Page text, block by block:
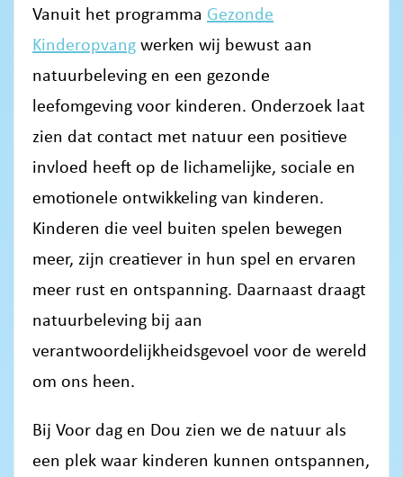
Vanuit het programma Gezonde
Kinderopvangwerken wij bewust aan
natuurbeleving en een gezonde
leefomgeving voor kinderen. Onderzoek laat
zien dat contact met natuur een positieve
invloed heeft op de lichamelijke, sociale en
emotionele ontwikkeling van kinderen.
Kinderen die veel buiten spelen bewegen
meer, zijn creatiever in hun spel en ervaren
meer rust en ontspanning. Daarnaast draagt
natuurbeleving bij aan
verantwoordelijkheidsgevoel voor de wereld
om ons heen.
Bij Voor dag en Dou zien we de natuur als
een plek waar kinderen kunnen ontspannen,